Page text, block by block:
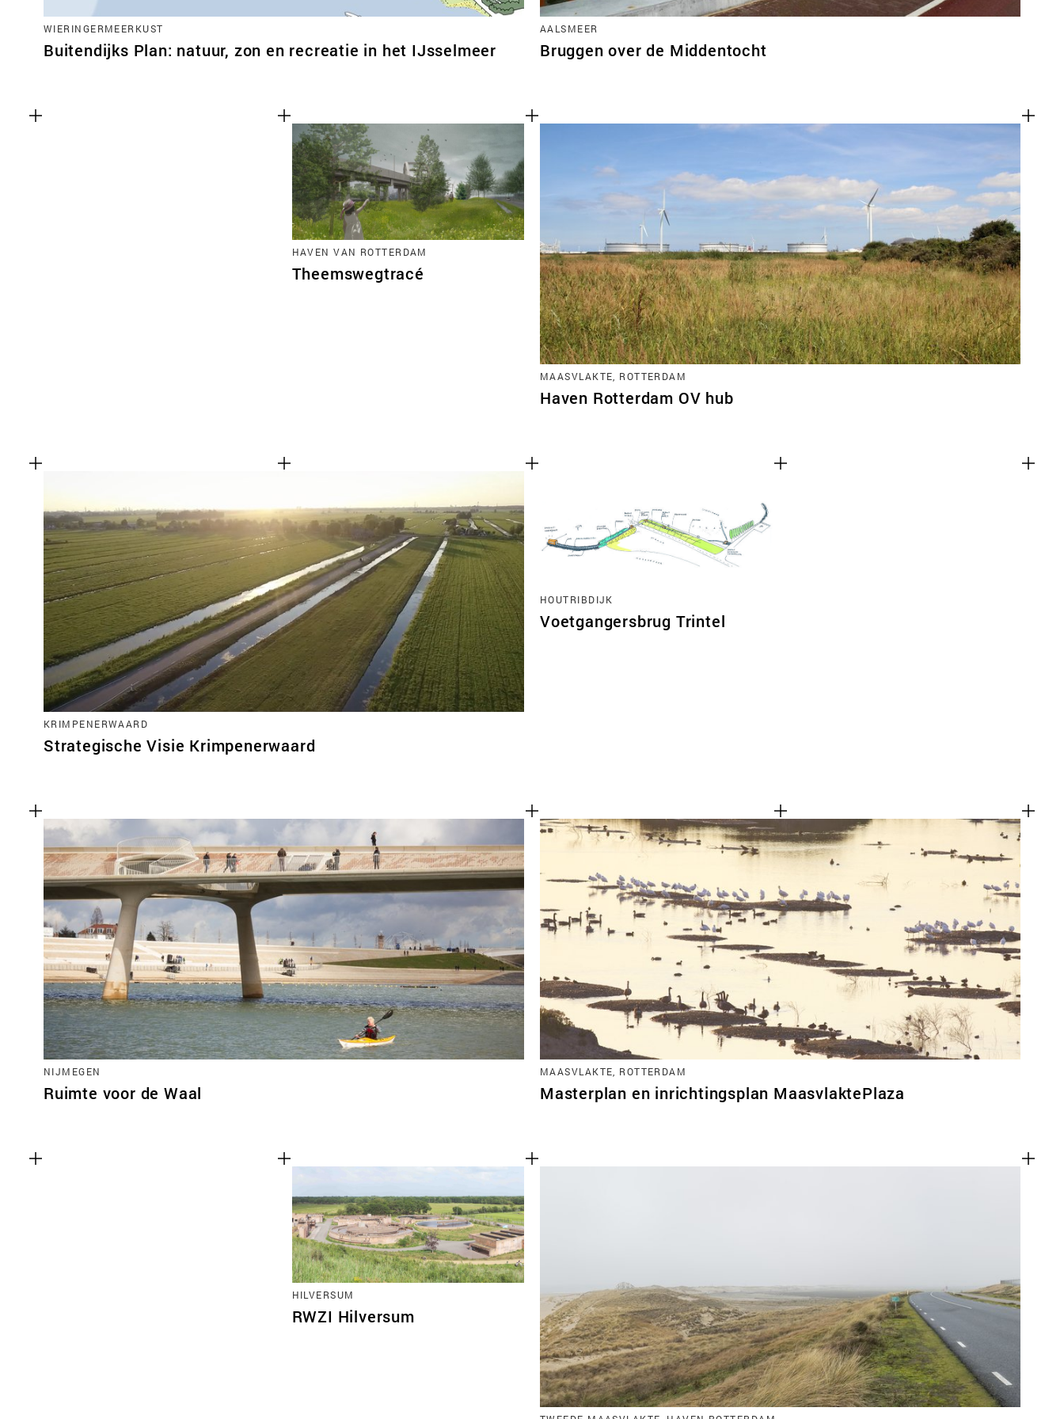
WIERINGERMEERKUST
Buitendijks Plan: natuur, zon en recreatie in het IJsselmeer
AALSMEER
Bruggen over de Middentocht
HAVEN VAN ROTTERDAM
Theemswegtracé
MAASVLAKTE, ROTTERDAM
Haven Rotterdam OV hub
KRIMPENERWAARD
Strategische Visie Krimpenerwaard
HOUTRIBDIJK
Voetgangersbrug Trintel
NIJMEGEN
Ruimte voor de Waal
MAASVLAKTE, ROTTERDAM
Masterplan en inrichtingsplan MaasvlaktePlaza
HILVERSUM
RWZI Hilversum
Cookies van derden